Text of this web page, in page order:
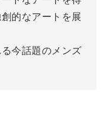
的なアートを展
今話題のメンズ